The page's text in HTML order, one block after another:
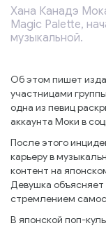
Хана Канадэ
Magic Palette,
музыкальной.
Об этом пишет
участницами
одна из певиц
аккаунта Моки в
После этого
карьеру в
контент на
Девушка
стремлением
В японской поп-